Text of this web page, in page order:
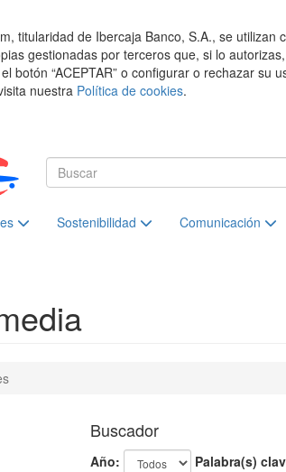
titularidad de Ibercaja Banco, S.A., se
gestionadas por terceros que, si lo
botón “ACEPTAR” o configurar o rechazar su
nuestra Política de cookies.
Sostenibilidad Comunicación
Buscador
Año: Palabra(s)